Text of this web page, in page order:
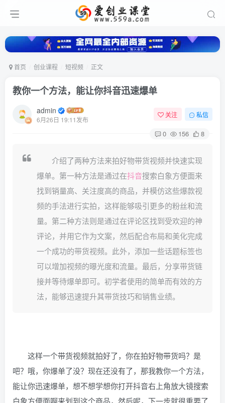
首页 创业课程 短视频 正文
教你一个方法，能让你抖音迅速爆单
admin
6月26日 19:11发布
关注 私信
0 156 8
介绍了两种方法来拍好物带货视频并快速实现
爆单。第一种方法是通过在抖音搜索白象方便面来
找到销量高、关注度高的商品，并模仿这些爆款视
频的手法进行实拍，这样能够吸引更多的粉丝和流
量。第二种方法则是通过在评论区找到受欢迎的神
评论，并用它作为文案，然后配合布局和美化完成
一个成功的带货视频。此外，添加一些话题标签也
可以增加视频的曝光度和流量。最后，分享带货链
接并等待爆单即可。初学者使用的简单而有效的方
法，能够迅速提升其带货技巧和销售业绩。
这样一个带货视频就拍好了，你在拍好物带货吗？是
吧？哦，你爆单了没？现在还没有了，那我教你一个方法，
能让你迅速爆单，想不想学想你打开抖音右上角放大镜搜索